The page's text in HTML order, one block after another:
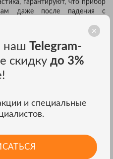
гарантируют, что прибор
даже после падения с
суровых условиях APPA 91,
уплотнителями на швах, в
разъёмах щупов и в крышке
прибора от грязи,
также устойчивы к ударам и
комплектуется защитным
отверстие для
безопасности и удобство
наш Telegram-
скидку до 3%
и специальные